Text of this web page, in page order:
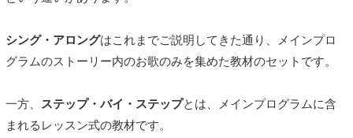
シング・アロングはこれまでご説明してきた通り、メインプロ
グラムのストーリー内のお歌のみを集めた教材のセットです。
一方、 ステップ・バイ・ステップとは、メインプログラムに含
まれるレッスン式の教材です。